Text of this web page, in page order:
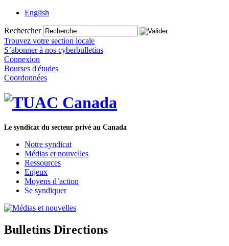
English
Rechercher
Trouvez votre section locale
S’abonner à nos cyberbulletins
Connexion
Bourses d'études
Coordonnées
Le syndicat du secteur privé au Canada
Notre syndicat
Médias et nouvelles
Ressources
Enjeux
Moyens d’action
Se syndiquer
Bulletins Directions